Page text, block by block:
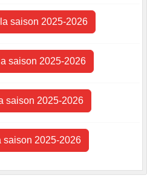
saison 2025-2026
saison 2025-2026
saison 2025-2026
saison 2025-2026